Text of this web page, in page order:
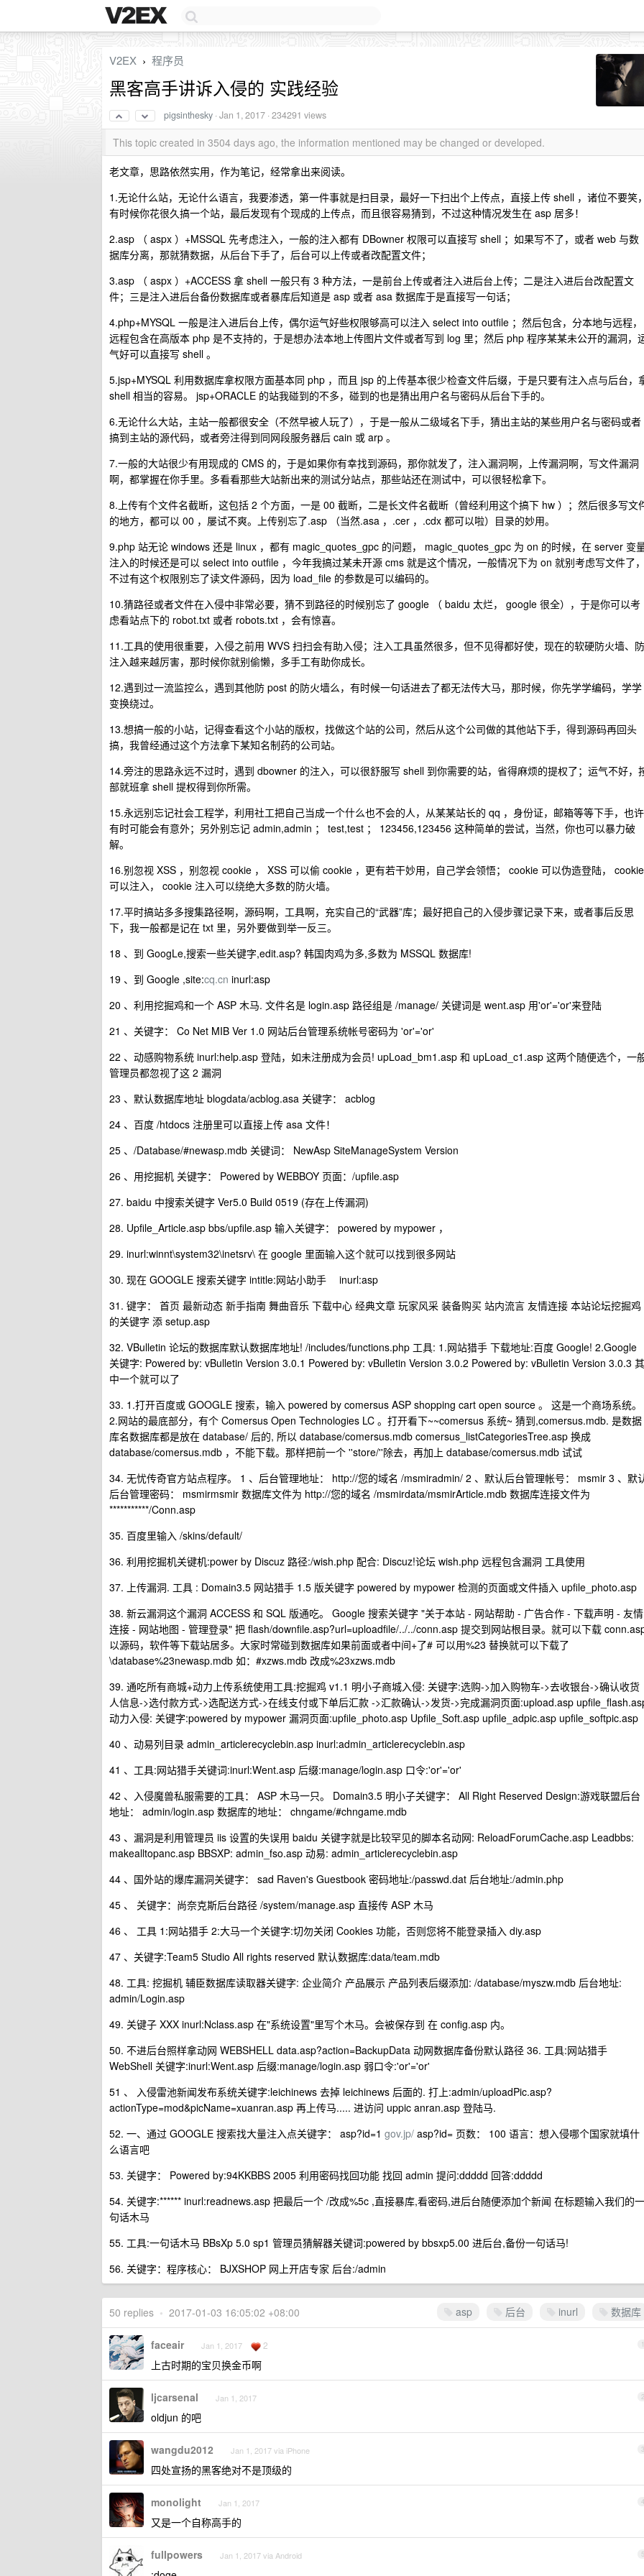
V2EX › 程序员
黑客高手讲诉入侵的 实践经验
pigsinthesky ·Jan 1, 2017 · 234291 views
This topic created in 3504 days ago, the information mentioned may be changed or developed.
老文章，思路依然实用，作为笔记，经常拿出来阅读。
1.无论什么站，无论什么语言，我要渗透，第一件事就是扫目录，最好一下扫出个上传点，直接上传 shell ，诸位不要笑
有时候你花很久搞一个站，最后发现有个现成的上传点，而且很容易猜到，不过这种情况发生在 asp 居多！
2.asp （ aspx ）+MSSQL 先考虑注入，一般的注入都有 DBowner 权限可以直接写 shell ；如果写不了，或者 web 与数
据库分离，那就猜数据，从后台下手了，后台可以上传或者改配置文件；
3.asp （ aspx ）+ACCESS 拿 shell 一般只有 3 种方法，一是前台上传或者注入进后台上传；二是注入进后台改配置文
件；三是注入进后台备份数据库或者暴库后知道是 asp 或者 asa 数据库于是直接写一句话；
4.php+MYSQL 一般是注入进后台上传，偶尔运气好些权限够高可以注入 select into outfile ；然后包含，分本地与远程，
远程包含在高版本 php 是不支持的，于是想办法本地上传图片文件或者写到 log 里；然后 php 程序某某未公开的漏洞，
气好可以直接写 shell 。
5.jsp+MYSQL 利用数据库拿权限方面基本同 php ，而且 jsp 的上传基本很少检查文件后缀，于是只要有注入点与后台，
shell 相当的容易。 jsp+ORACLE 的站我碰到的不多，碰到的也是猜出用户名与密码从后台下手的。
6.无论什么大站，主站一般都很安全（不然早被人玩了），于是一般从二级域名下手，猜出主站的某些用户名与密码或者
搞到主站的源代码，或者旁注得到同网段服务器后 cain 或 arp 。
7.一般的大站很少有用现成的 CMS 的，于是如果你有幸找到源码，那你就发了，注入漏洞啊，上传漏洞啊，写文件漏洞
啊，都掌握在你手里。多看看那些大站新出来的测试分站点，那些站还在测试中，可以很轻松拿下。
8.上传有个文件名截断，这包括 2 个方面，一是 00 截断，二是长文件名截断（曾经利用这个搞下 hw ）；然后很多写文
的地方，都可以 00 ，屡试不爽。上传别忘了.asp （当然.asa ，.cer ，.cdx 都可以啦）目录的妙用。
9.php 站无论 windows 还是 linux ，都有 magic_quotes_gpc 的问题， magic_quotes_gpc 为 on 的时候，在 server 变
注入的时候还是可以 select into outfile ，今年我搞过某未开源 cms 就是这个情况，一般情况下为 on 就别考虑写文件了
不过有这个权限别忘了读文件源码，因为 load_file 的参数是可以编码的。
10.猜路径或者文件在入侵中非常必要，猜不到路径的时候别忘了 google （ baidu 太烂， google 很全），于是你可以考
虑看站点下的 robot.txt 或者 robots.txt ，会有惊喜。
11.工具的使用很重要，入侵之前用 WVS 扫扫会有助入侵；注入工具虽然很多，但不见得都好使，现在的软硬防火墙、防
注入越来越厉害，那时候你就别偷懒，多手工有助你成长。
12.遇到过一流监控么，遇到其他防 post 的防火墙么，有时候一句话进去了都无法传大马，那时候，你先学学编码，学学
变换绕过。
13.想搞一般的小站，记得查看这个小站的版权，找做这个站的公司，然后从这个公司做的其他站下手，得到源码再回头
搞，我曾经通过这个方法拿下某知名制药的公司站。
14.旁注的思路永远不过时，遇到 dbowner 的注入，可以很舒服写 shell 到你需要的站，省得麻烦的提权了；运气不好，
部就班拿 shell 提权得到你所需。
15.永远别忘记社会工程学，利用社工把自己当成一个什么也不会的人，从某某站长的 qq ，身份证，邮箱等等下手，也许
有时可能会有意外；另外别忘记 admin,admin ； test,test ； 123456,123456 这种简单的尝试，当然，你也可以暴力破
解。
16.别忽视 XSS ，别忽视 cookie ， XSS 可以偷 cookie ，更有若干妙用，自己学会领悟； cookie 可以伪造登陆， cookie
可以注入， cookie 注入可以绕绝大多数的防火墙。
17.平时搞站多多搜集路径啊，源码啊，工具啊，充实自己的“武器”库；最好把自己的入侵步骤记录下来，或者事后反思
下，我一般都是记在 txt 里，另外要做到举一反三。
18 、到 GoogLe,搜索一些关键字,edit.asp? 韩国肉鸡为多,多数为 MSSQL 数据库!
19 、到 Google ,site:cq.cn inurl:asp
20 、利用挖掘鸡和一个 ASP 木马. 文件名是 login.asp 路径组是 /manage/ 关键词是 went.asp 用'or'='or'来登陆
21 、关键字： Co Net MIB Ver 1.0 网站后台管理系统帐号密码为 'or'='or'
22 、动感购物系统 inurl:help.asp 登陆，如未注册成为会员! upLoad_bm1.asp 和 upLoad_c1.asp 这两个随便选个，一
管理员都忽视了这 2 漏洞
23 、默认数据库地址 blogdata/acblog.asa 关键字： acblog
24 、百度 /htdocs 注册里可以直接上传 asa 文件！
25 、/Database/#newasp.mdb 关键词： NewAsp SiteManageSystem Version
26 、用挖掘机 关键字： Powered by WEBBOY 页面：/upfile.asp
27. baidu 中搜索关键字 Ver5.0 Build 0519 (存在上传漏洞)
28. Upfile_Article.asp bbs/upfile.asp 输入关键字： powered by mypower ，
29. inurl:winnt\system32\inetsrv\ 在 google 里面输入这个就可以找到很多网站
30. 现在 GOOGLE 搜索关键字 intitle:网站小助手 inurl:asp
31. 键字： 首页 最新动态 新手指南 舞曲音乐 下载中心 经典文章 玩家风采 装备购买 站内流言 友情连接 本站论坛挖掘鸡
的关键字 添 setup.asp
32. VBulletin 论坛的数据库默认数据库地址! /includes/functions.php 工具: 1.网站猎手 下载地址:百度 Google! 2.Google
关键字: Powered by: vBulletin Version 3.0.1 Powered by: vBulletin Version 3.0.2 Powered by: vBulletin Version 3.0.3 其
中一个就可以了
33. 1.打开百度或 GOOGLE 搜索，输入 powered by comersus ASP shopping cart open source 。 这是一个商场系统。
2.网站的最底部分，有个 Comersus Open Technologies LC 。打开看下~~comersus 系统~ 猜到,comersus.mdb. 是数据
库名数据库都是放在 database/ 后的, 所以 database/comersus.mdb comersus_listCategoriesTree.asp 换成
database/comersus.mdb ，不能下载。那样把前一个 ''store/''除去，再加上 database/comersus.mdb 试试
34. 无忧传奇官方站点程序。 1 、后台管理地址： http://您的域名 /msmiradmin/ 2 、默认后台管理帐号： msmir 3 、默
后台管理密码： msmirmsmir 数据库文件为 http://您的域名 /msmirdata/msmirArticle.mdb 数据库连接文件为
***********/Conn.asp
35. 百度里输入 /skins/default/
36. 利用挖掘机关键机:power by Discuz 路径:/wish.php 配合: Discuz!论坛 wish.php 远程包含漏洞 工具使用
37. 上传漏洞. 工具 : Domain3.5 网站猎手 1.5 版关键字 powered by mypower 检测的页面或文件插入 upfile_photo.asp
38. 新云漏洞这个漏洞 ACCESS 和 SQL 版通吃。 Google 搜索关键字 "关于本站 - 网站帮助 - 广告合作 - 下载声明 - 友情
连接 - 网站地图 - 管理登录" 把 flash/downfile.asp?url=uploadfile/../../conn.asp 提交到网站根目录。就可以下载
以源码，软件等下载站居多。大家时常碰到数据库如果前面或者中间+了# 可以用%23 替换就可以下载了
\database%23newasp.mdb 如：#xzws.mdb 改成%23xzws.mdb
39. 通吃所有商城+动力上传系统使用工具:挖掘鸡 v1.1 明小子商城入侵: 关键字:选购->加入购物车->去收银台->确认收货
人信息->选付款方式->选配送方式->在线支付或下单后汇款 ->汇款确认->发货->完成漏洞页面:upload.asp
动力入侵: 关键字:powered by mypower 漏洞页面:upfile_photo.asp Upfile_Soft.asp upfile_adpic.asp upfile_softpic.asp
40 、动易列目录 admin_articlerecyclebin.asp inurl:admin_articlerecyclebin.asp
41 、工具:网站猎手关键词:inurl:Went.asp 后缀:manage/login.asp 口令:'or'='or'
42 、入侵魔兽私服需要的工具： ASP 木马一只。 Domain3.5 明小子关键字： All Right Reserved Design:游戏联盟后台
地址： admin/login.asp 数据库的地址： chngame/#chngame.mdb
43 、漏洞是利用管理员 iis 设置的失误用 baidu 关键字就是比较罕见的脚本名动网: ReloadForumCache.asp Leadbbs:
makealltopanc.asp BBSXP: admin_fso.asp 动易: admin_articlerecyclebin.asp
44 、国外站的爆库漏洞关键字： sad Raven's Guestbook 密码地址:/passwd.dat 后台地址:/admin.php
45 、 关键字：尚奈克斯后台路径 /system/manage.asp 直接传 ASP 木马
46 、 工具 1:网站猎手 2:大马一个关键字:切勿关闭 Cookies 功能，否则您将不能登录插入 diy.asp
47 、关键字:Team5 Studio All rights reserved 默认数据库:data/team.mdb
48. 工具: 挖掘机 辅臣数据库读取器关键字: 企业简介 产品展示 产品列表后缀添加: /database/myszw.mdb 后台地址:
admin/Login.asp
49. 关键子 XXX inurl:Nclass.asp 在"系统设置"里写个木马。会被保存到 在 config.asp 内。
50. 不进后台照样拿动网 WEBSHELL data.asp?action=BackupData 动网数据库备份默认路径 36. 工具:网站猎手
WebShell 关键字:inurl:Went.asp 后缀:manage/login.asp 弱口令:'or'='or'
51 、 入侵雷池新闻发布系统关键字:leichinews 去掉 leichinews 后面的. 打上:admin/uploadPic.asp?
actionType=mod&picName=xuanran.asp 再上传马..... 进访问 uppic anran.asp 登陆马.
52. 一、通过 GOOGLE 搜索找大量注入点关键字： asp?id=1 gov.jp/ asp?id= 页数： 100 语言：想入侵哪个国家就填什
么语言吧
53. 关键字： Powered by:94KKBBS 2005 利用密码找回功能 找回 admin 提问:ddddd 回答:ddddd
54. 关键字:****** inurl:readnews.asp 把最后一个 /改成%5c ,直接暴库,看密码,进后台随便添加个新闻 在标题输入我们的一
句话木马
55. 工具:一句话木马 BBsXp 5.0 sp1 管理员猜解器关键词:powered by bbsxp5.00 进后台,备份一句话马!
56. 关键字：程序核心： BJXSHOP 网上开店专家 后台:/admin
asp 后台 inurl 数据库
50 replies • 2017-01-03 16:05:02 +08:00
1
faceair Jan 1, 2017 2
上古时期的宝贝换金币啊
2
ljcarsenal Jan 1, 2017
oldjun 的吧
3
wangdu2012 Jan 1, 2017 via iPhone
四处宣扬的黑客绝对不是顶级的
4
monolight Jan 1, 2017
又是一个自称高手的
5
fullpowers Jan 1, 2017 via Android